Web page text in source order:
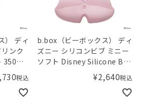
） ディ
ンク
税込
b.box（ビーボックス） ディ
ズニー シリコンビブ ミニー
ソフト Disney Silicone Bib
¥2,640税込